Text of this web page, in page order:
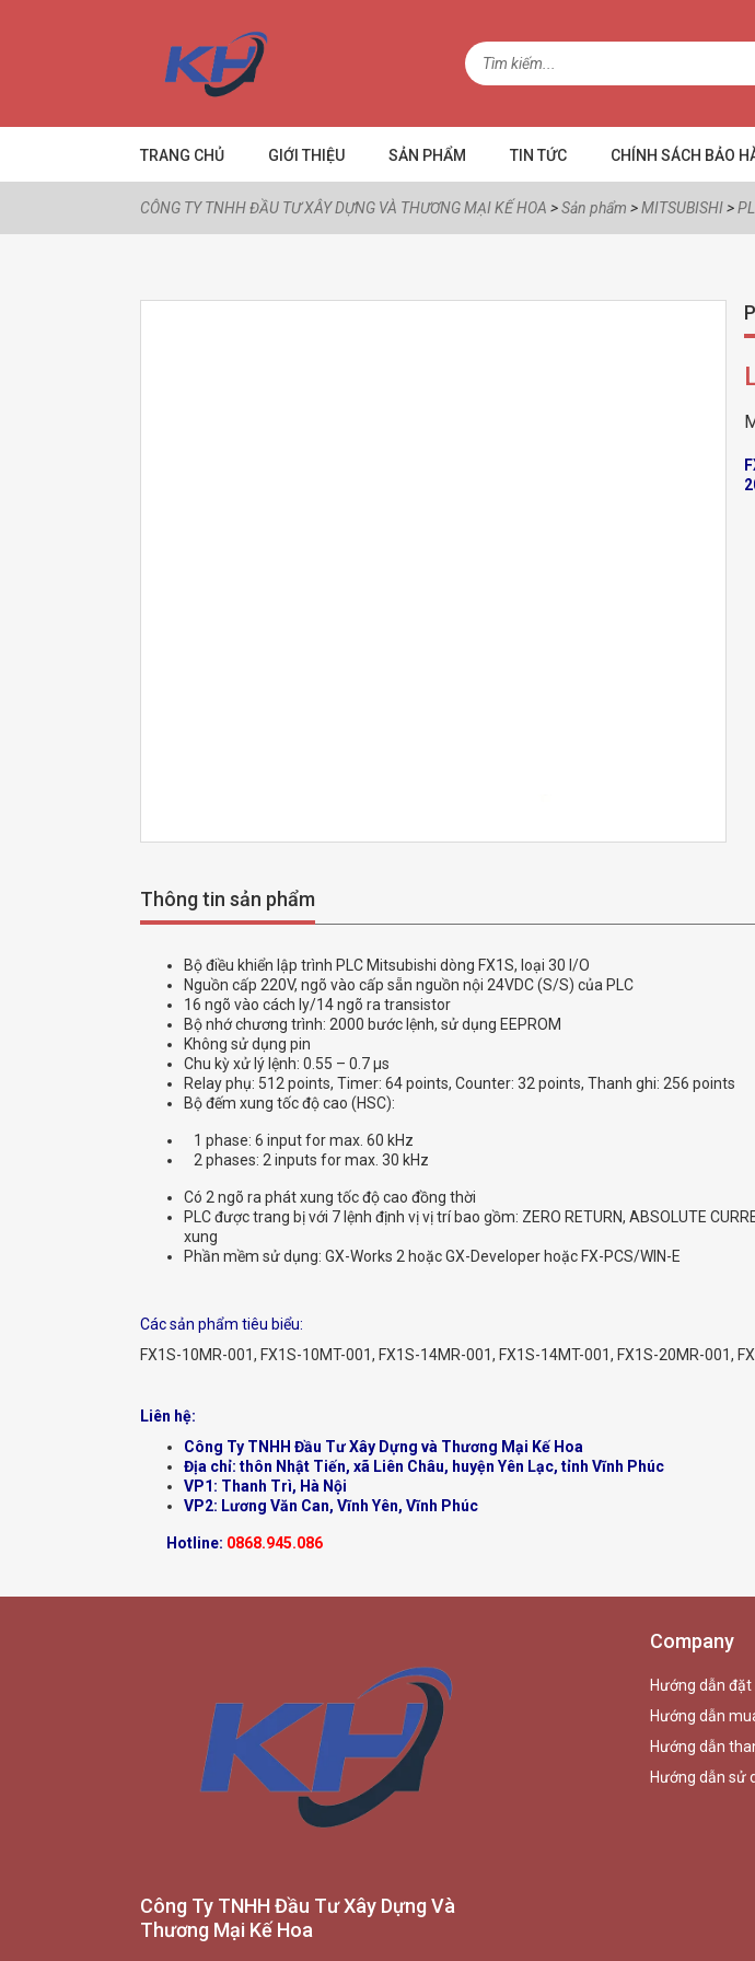
TRANG CHỦ GIỚI THIỆU SẢN PHẨM TIN TỨC CHÍNH SÁCH BẢO
CÔNG TY TNHH ĐẦU TƯ XÂY DỰNG VÀ THƯƠNG MẠI KẾ HOA >Sản phẩm >MITSUBISHI>
Thông tin sản phẩm
Bộ điều khiển lập trình PLC Mitsubishi dòng FX1S, loại 30 I/O
Nguồn cấp 220V, ngõ vào cấp sẵn nguồn nội 24VDC (S/S) của PLC
16 ngõ vào cách ly/14 ngõ ra transistor
Bộ nhớ chương trình: 2000 bước lệnh, sử dụng EEPROM
Không sử dụng pin
Chu kỳ xử lý lệnh: 0.55 – 0.7 µs
Relay phụ: 512 points, Timer: 64 points, Counter: 32 points, Thanh ghi: 256 points
Bộ đếm xung tốc độ cao (HSC):
1 phase: 6 input for max. 60 kHz
2 phases: 2 inputs for max. 30 kHz
Có 2 ngõ ra phát xung tốc độ cao đồng thời
PLC được trang bị với 7 lệnh định vị vị trí bao gồm: ZERO RETURN, ABSOLUTE
xung
Phần mềm sử dụng: GX-Works 2 hoặc GX-Developer hoặc FX-PCS/WIN-E
Các sản phẩm tiêu biểu:
FX1S-10MR-001, FX1S-10MT-001, FX1S-14MR-001, FX1S-14MT-001, FX1S-20MR-001,
Liên hệ:
Công Ty TNHH Đầu Tư Xây Dựng và Thương Mại Kế Hoa
Địa chỉ: thôn Nhật Tiến, xã Liên Châu, huyện Yên Lạc, tỉnh Vĩnh Phúc
VP1: Thanh Trì, Hà Nội
VP2: Lương Văn Can, Vĩnh Yên, Vĩnh Phúc
Hotline: 0868.945.086
Công Ty TNHH Đầu Tư Xây Dựng Và
Thương Mại Kế Hoa
Company
Hướng dẫn đặt
Hướng dẫn
Hướng dẫn
Hướng dẫn sử